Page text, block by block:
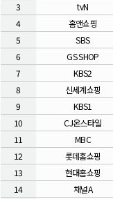
3
tvN
4
홈앤쇼핑
5
SBS
6
GS SHOP
7
KBS2
8
신세계쇼핑
9
KBS1
10
CJ온스타일
11
MBC
12
롯데홈쇼핑
13
현대홈쇼핑
14
채널A